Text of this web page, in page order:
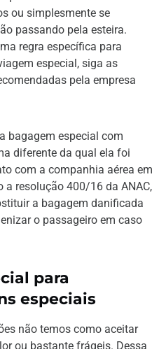
ou simplesmente se
passando pela esteira.
regra específica para
especial, siga as
pela empresa
bagagem especial com
diferente da qual ela foi
com a companhia aérea em
a resolução 400/16 da ANAC,
a bagagem danificada
o passageiro em caso
para
especiais
não temos como aceitar
ou bastante frágeis. Dessa